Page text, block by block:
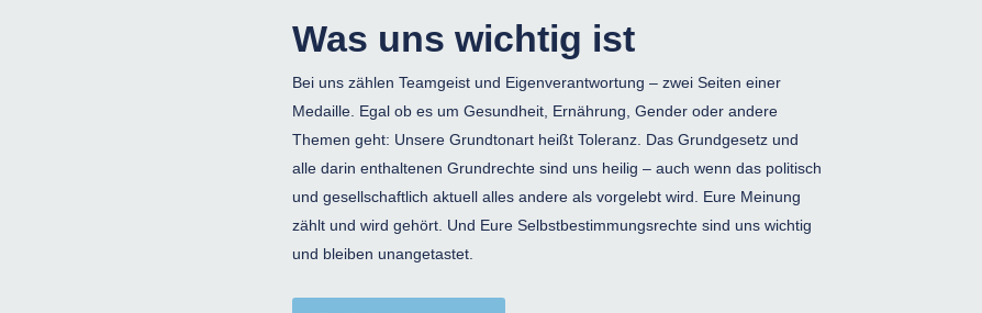
Was uns wichtig ist
Bei uns zählen Teamgeist und Eigenverantwortung – zwei Seiten einer
Medaille. Egal ob es um Gesundheit, Ernährung, Gender oder andere
Themen geht: Unsere Grundtonart heißt Toleranz. Das Grundgesetz und
alle darin enthaltenen Grundrechte sind uns heilig – auch wenn das politisch
und gesellschaftlich aktuell alles andere als vorgelebt wird. Eure Meinung
zählt und wird gehört. Und Eure Selbstbestimmungsrechte sind uns wichtig
und bleiben unangetastet.